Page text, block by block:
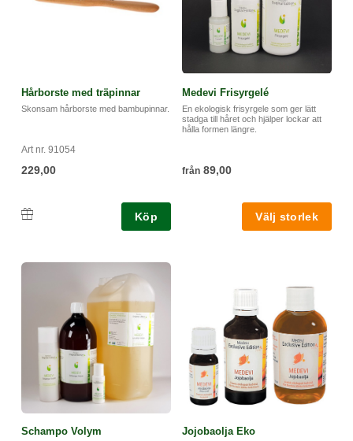
Hårborste med träpinnar
Skonsam hårborste med bambupinnar.
Art nr. 91054
229,00
Köp
Medevi Frisyrgelé
En ekologisk frisyrgele som ger lätt
stadga till håret och hjälper lockar att
hålla formen längre.
från 89,00
Schampo Volym Jojobaolja Eko